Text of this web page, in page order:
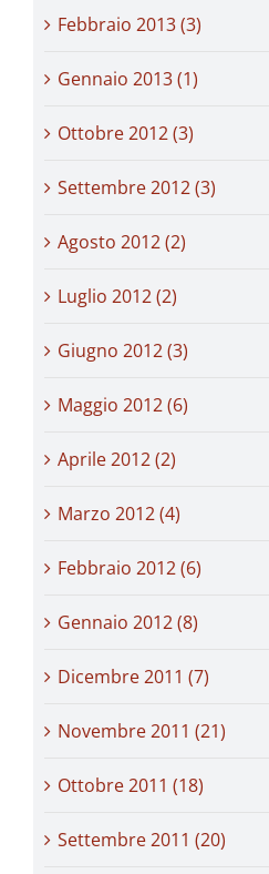
Febbraio 2013 (3)
Gennaio 2013 (1)
Ottobre 2012 (3)
Settembre 2012 (3)
Agosto 2012 (2)
Luglio 2012 (2)
Giugno 2012 (3)
Maggio 2012 (6)
Aprile 2012 (2)
Marzo 2012 (4)
Febbraio 2012 (6)
Gennaio 2012 (8)
Dicembre 2011 (7)
Novembre 2011 (21)
Ottobre 2011 (18)
Settembre 2011 (20)